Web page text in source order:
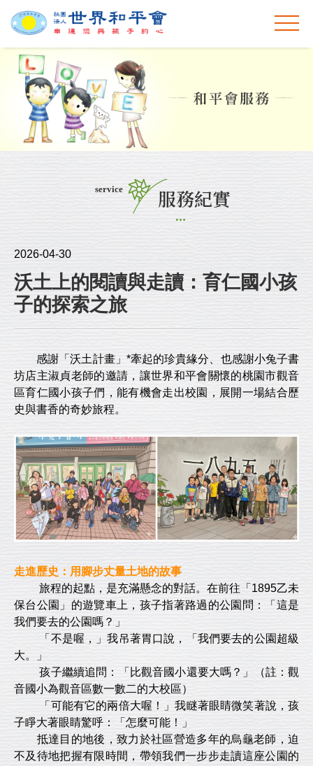
service
服務紀實
2026-04-30
沃土上的閱讀與走讀：育仁國小孩
子的探索之旅
感謝「沃土計畫」*牽起的珍貴緣分、也感謝小兔子書
坊店主淑貞老師的邀請，讓世界和平會關懷的桃園市觀音
區育仁國小孩子們，能有機會走出校園，展開一場結合歷
史與書香的奇妙旅程。
走進歷史：用腳步丈量土地的故事
旅程的起點，是充滿懸念的對話。在前往「1895乙未
保台公園」的遊覽車上，孩子指著路過的公園問：「這是
我們要去的公園嗎？」
「不是喔，」我吊著胃口說，「我們要去的公園超級
大。」
孩子繼續追問：「比觀音國小還要大嗎？」（註：觀
音國小為觀音區數一數二的大校區）
「可能有它的兩倍大喔！」我瞇著眼睛微笑著說，孩
子睜大著眼睛驚呼：「怎麼可能！」
抵達目的地後，致力於社區營造多年的烏龜老師，迫
不及待地把握有限時間，帶領我們一步步走讀這座公園的